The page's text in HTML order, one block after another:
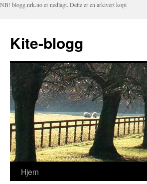
NB! blogg.nrk.no er nedlagt. Dette er en arkivert kopi
Kite-blogg
Hopp
Hjem